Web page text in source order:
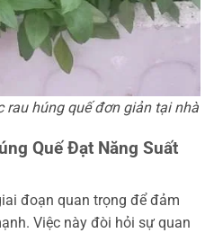
rau húng quế đơn giản tại nhà
Quế Đạt Năng Suất
đoạn quan trọng để đảm
Việc này đòi hỏi sự quan